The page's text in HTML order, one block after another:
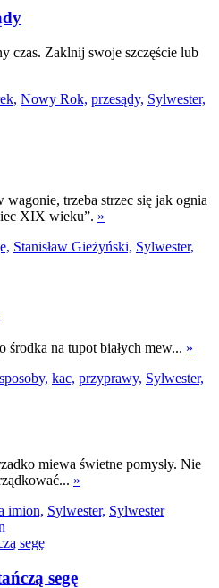
czas. Zaklnij swoje szczęście lub
Nowy Rok, przesądy, Sylwester,
trzeba strzec się jak ognia
XIX wieku”. »
Stanisław Gieżyński, Sylwester,
środka na tupot białych mew... »
kac, przyprawy, Sylwester,
miewa świetne pomysły. Nie
»
imion, Sylwester, Sylwester
segę